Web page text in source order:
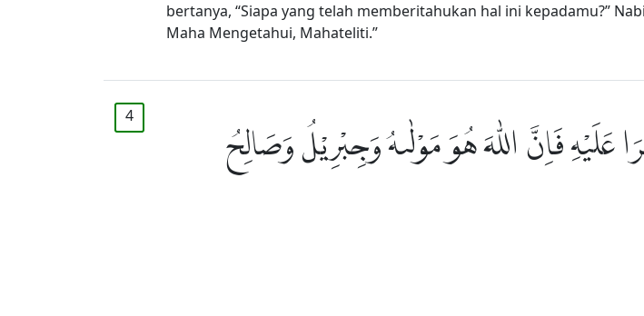
bertanya, “Siapa yang telah memberitahukan hal ini kepadamu?”
Maha Mengetahui, Mahateliti.”
4
عَلَيْهِ فَاِنَّ اللّٰهَ هُوَ مَوْلٰىهُ وَجِبْرِيْلُ وَصَالِحُ